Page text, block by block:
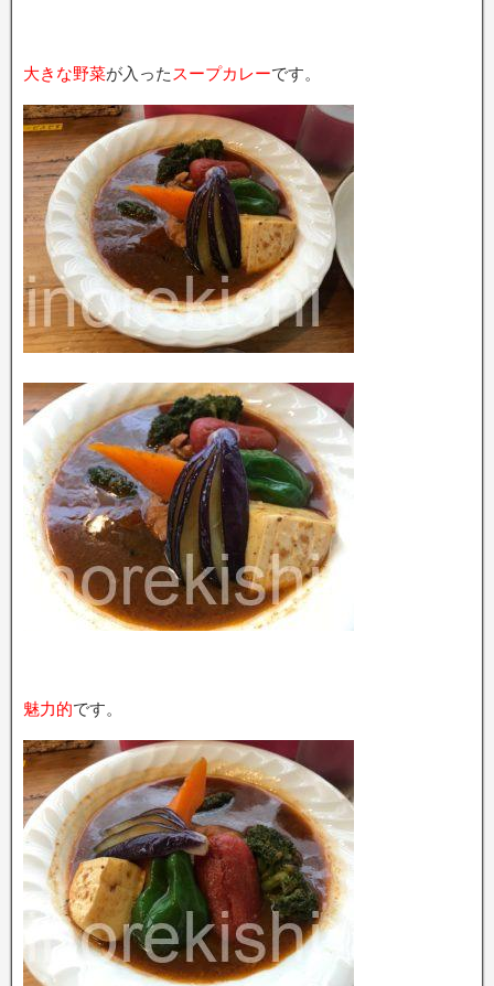
大きな野菜が入った スープカレーです。
魅力的です。